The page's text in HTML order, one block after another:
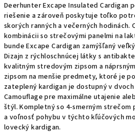
Deerhunter Excape Insulated Cardigan
riešenie a zároveň poskytuje toľko
skorých ranných a večerných hodinách.
kombinácii so strečovými panelmi na
bunde Excape Cardigan zamýšľaný
Dizajn z rýchloschnúcej látky s
kvalitným stredovým zipsom a
zipsom na menšie predmety, ktoré je
zateplený kardigan je dostupný v
Camouflage pre maximálne utajenie
štýl. Kompletný so 4-smerným strečom
a voľnosť pohybu v týchto kľúčových
lovecký kardigan.